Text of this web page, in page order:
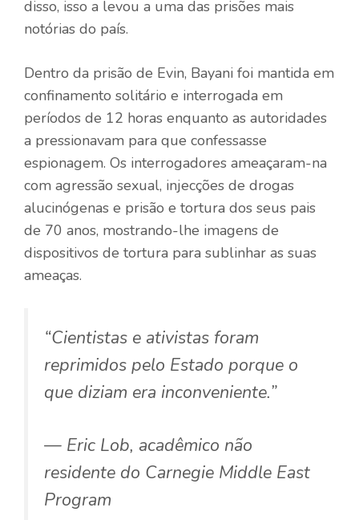
disso, isso a levou a uma das prisões mais
notórias do país.
Dentro da prisão de Evin, Bayani foi mantida em
confinamento solitário e interrogada em
períodos de 12 horas enquanto as autoridades
a pressionavam para que confessasse
espionagem. Os interrogadores ameaçaram-na
com agressão sexual, injecções de drogas
alucinógenas e prisão e tortura dos seus pais
de 70 anos, mostrando-lhe imagens de
dispositivos de tortura para sublinhar as suas
ameaças.
“Cientistas e ativistas foram
reprimidos pelo Estado porque o
que diziam era inconveniente.”
— Eric Lob, acadêmico não
residente do Carnegie Middle East
Program